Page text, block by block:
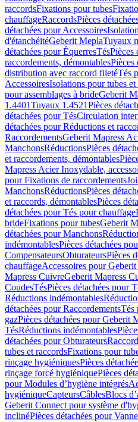
raccordsFixations pour tubes
chauffageRaccordsPièces
détachées pour Accessoires
d'étanchéitéGeberit MeplaTuyaux
détachées pour ÉquerresTésPièces
raccordements, démontablesPièces
distribution avec raccord filetéTés
AccessoiresIsolations pour tubes et
pour assemblages à brideGeberit
1.4401Tuyaux 1.4521Pièces
détachées pour TésCirculation
détachées pour Réductions et
RaccordementsGeberit Mapress
ManchonsRéductionsPièces
et raccordements, démontables
Mapress Acier Inoxydable,
pour Fixations de raccordements
ManchonsRéductionsPièces
et raccords, démontablesPièces
détachées pour Tés pour chauffage
brideFixations pour tubesGeberit
détachées pour Manchons
indémontablesPièces détachées
CompensateursObturateursPièces
chauffageAccessoires pour
Mapress CuivreGeberit Mapress
CoudesTésPièces détachées pour
Réductions indémontables
détachées pour RaccordementsTés
gazPièces détachées pour Geberit
TésRéductions indémontables
détachées pour Obturateurs
tubes et raccordsFixations pour
rinçage hygiéniquesPièces
rinçage forcé hygiéniquePièces
pour Modules d’hygiène intégrés
hygiéniqueCapteursCâblesBlocs
Geberit Connect pour système
inclinéPièces détachées pour